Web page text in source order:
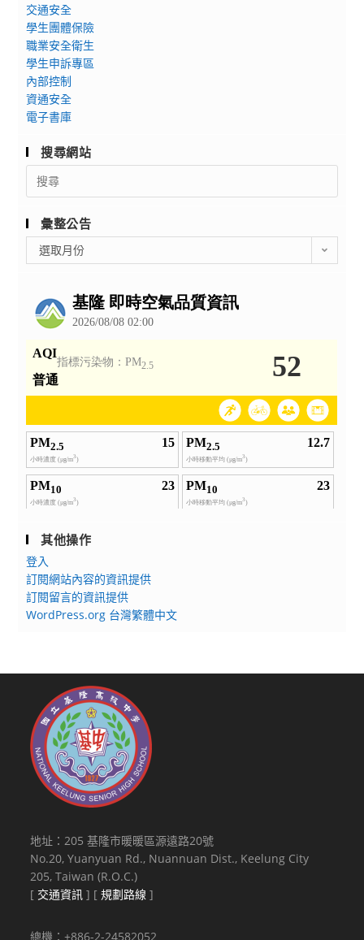
交通安全
學生團體保險
職業安全衛生
學生申訴專區
內部控制
資通安全
電子書庫
搜尋網站
Search
for:
彙整公告
整
選取月份
其他操作
登入
訂閱網站內容的資訊提供
訂閱留言的資訊提供
WordPress.org 台灣繁體中文
地址：205 基隆市暖暖區源遠路20號
No.20, Yuanyuan Rd., Nuannuan Dist., Keelung City
205, Taiwan (R.O.C.)
[ 交通資訊 ] [規劃路線 ]
總機：+886-2-24582052